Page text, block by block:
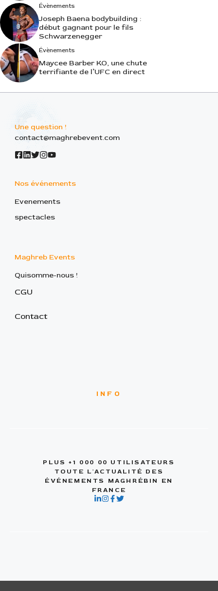
Évènements
Joseph Baena bodybuilding :
début gagnant pour le fils
Schwarzenegger
Évènements
Maycee Barber KO, une chute
terrifiante de l’UFC en direct
Une question !
contact@maghrebevent.com
Nos événements
Evenements
spectacles
Maghreb Events
Quisomme-nous !
CGU
Contact
INFO
PLUS +1 000 00 UTILISATEURS
TOUTE L'ACTUALITÉ DES
ÉVÉNEMENTS MAGHRÉBIN EN
FRANCE